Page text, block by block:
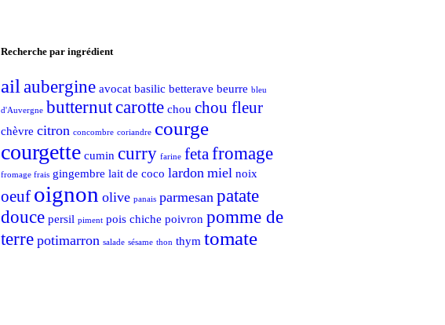
Recherche par ingrédient
ail aubergine avocat basilic betterave beurre bleu
d'Auvergne butternutcarotte chou chou fleur
chèvre citron concombre coriandre courge
courgette cumin curry farine feta fromage
fromage frais gingembre lait de coco lardon miel noix
oeuf oignon olive panais parmesan patate
douce persil piment pois chiche poivron pomme de
terre potimarron salade sésame thon thym tomate